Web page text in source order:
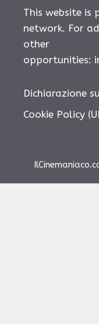
This website is
network. For
other
opportunities:
Dichiarazione
Cookie Policy